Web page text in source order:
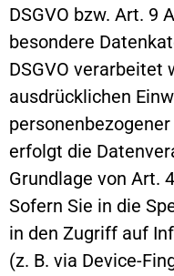
DSGVO bzw. Art. 9
besondere
DSGVO verarbeitet
ausdrücklichen
erfolgt die
Grundlage von Art.
Sofern Sie in die
in den Zugriff auf
(z. B. via Device-